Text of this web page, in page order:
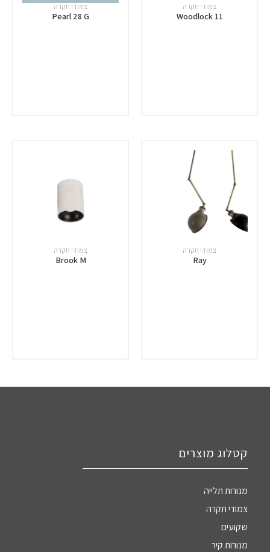
צמודי תקרה
Woodlock 11
צמודי תקרה
Pearl 28 G
צמודי תקרה
Ray
צמודי תקרה
Brook M
קטלוג מוצרים
מנורות תלייה
צמודי תקרה
שקועים
מנורות קיר